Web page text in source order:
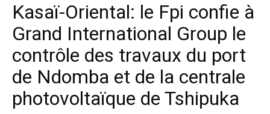
Kasaï-Oriental: le Fpi confie à
Grand International Group le
contrôle des travaux du port
de Ndomba et de la centrale
photovoltaïque de Tshipuka